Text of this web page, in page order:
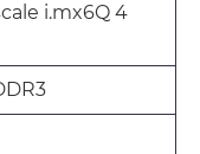
i.mx6Q 4